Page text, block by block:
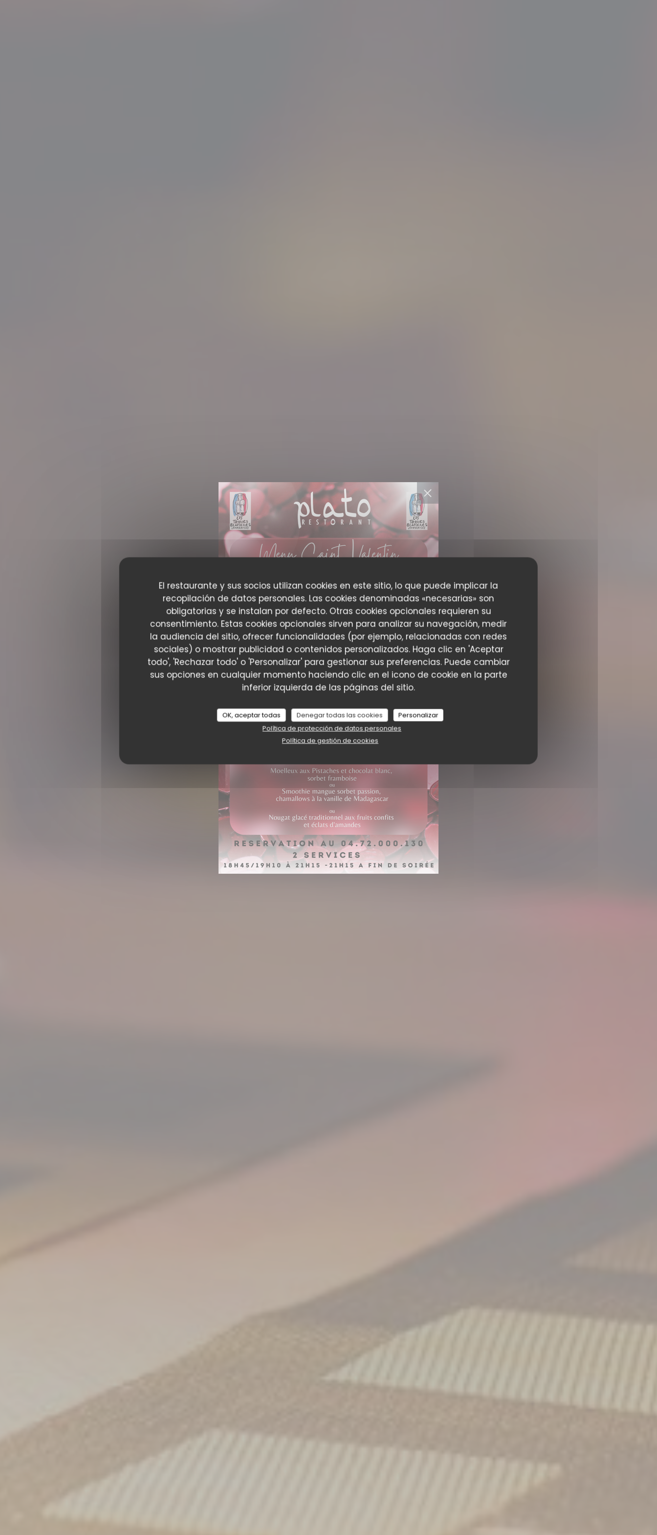
El restaurante y sus socios utilizan cookies en este sitio, lo que puede implicar la
recopilación de datos personales. Las cookies denominadas «necesarias» son
obligatorias y se instalan por defecto. Otras cookies opcionales requieren su
consentimiento. Estas cookies opcionales sirven para analizar su navegación, medir
la audiencia del sitio, ofrecer funcionalidades (por ejemplo, relacionadas con redes
sociales) o mostrar publicidad o contenidos personalizados. Haga clic en 'Aceptar
todo', 'Rechazar todo' o 'Personalizar' para gestionar sus preferencias. Puede cambiar
sus opciones en cualquier momento haciendo clic en el icono de cookie en la parte
inferior izquierda de las páginas del sitio.
OK, aceptar todas Denegar todas las cookies
Personalizar
Política de protección de datos personales
Política de gestión de cookies
BISTRONOMIQUE|
RESERVAR UNA MESA